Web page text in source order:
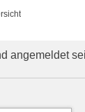
angemeldet